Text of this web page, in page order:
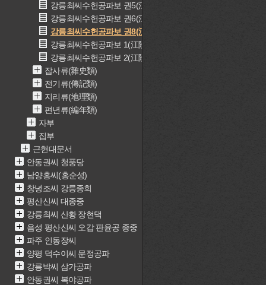
강릉최씨수헌공파보 권5(江陵崔氏睡軒公派譜 권5)
강릉최씨수헌공파보 권6(江陵崔氏睡軒公派譜 권6)
강릉최씨수헌공파보 권8(江陵崔氏睡軒公派譜 권8)
강릉최씨수헌공파보 1(江陵崔氏睡軒公派譜 1)
강릉최씨수헌공파보 2(江陵崔氏睡軒公派譜 2)
잡사류(雜史類)
전기류(傳記類)
지리류(地理類)
편년류(編年類)
자부
집부
근현대문서
안동권씨 청풍당
남양홍씨(홍순성)
창녕조씨 강릉종회
평산신씨 대종중
강릉최씨 산황 장현댁
음성 평산신씨 오갑 판윤공 종중
파주 인동장씨
양평 덕수이씨 문정공파
강릉박씨 삼가공파
안동권씨 복야공파